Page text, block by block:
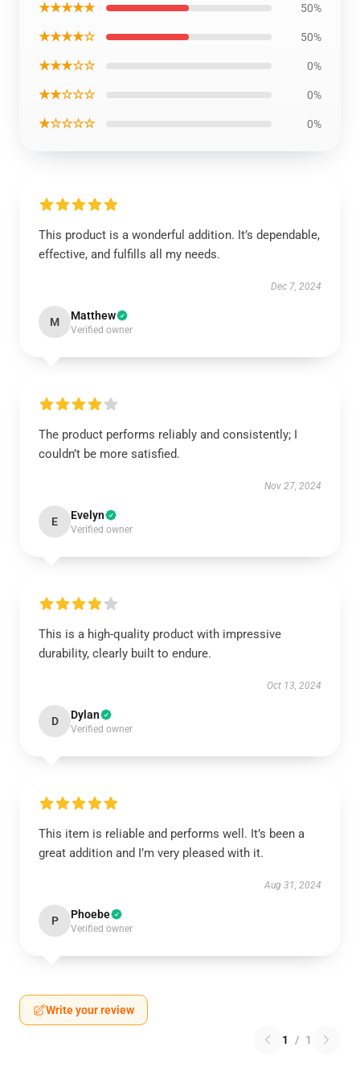
★★★★★ 50%
★★★★☆ 50%
★★★☆☆ 0%
★★☆☆☆ 0%
★☆☆☆☆ 0%
This product is a wonderful addition. It’s dependable,
effective, and fulfills all my needs.
Dec 7, 2024
M Matthew
Verified owner
The product performs reliably and consistently; I
couldn’t be more satisfied.
Nov 27, 2024
E Evelyn
Verified owner
This is a high-quality product with impressive
durability, clearly built to endure.
Oct 13, 2024
D Dylan
Verified owner
This item is reliable and performs well. It’s been a
great addition and I’m very pleased with it.
Aug 31, 2024
P Phoebe
Verified owner
Write your review
1 / 1